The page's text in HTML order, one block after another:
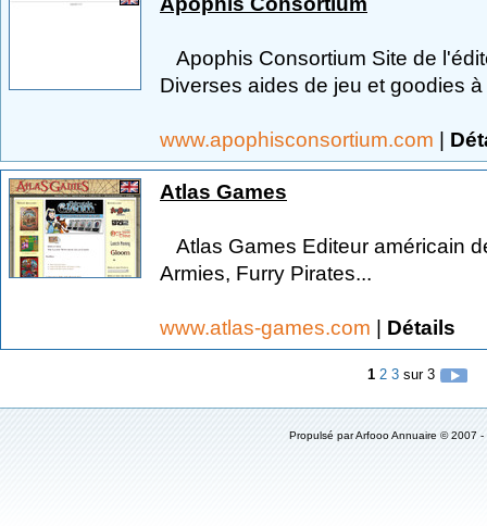
Apophis Consortium Site de
Diverses aides de jeu et goodies
www.apophisconsortium.com |
Atlas Games
Atlas Games Editeur américain
Armies, Furry Pirates...
www.atlas-games.com | Détails
1 2 3 sur 3
Propulsé parArfooo Annuaire © 2007